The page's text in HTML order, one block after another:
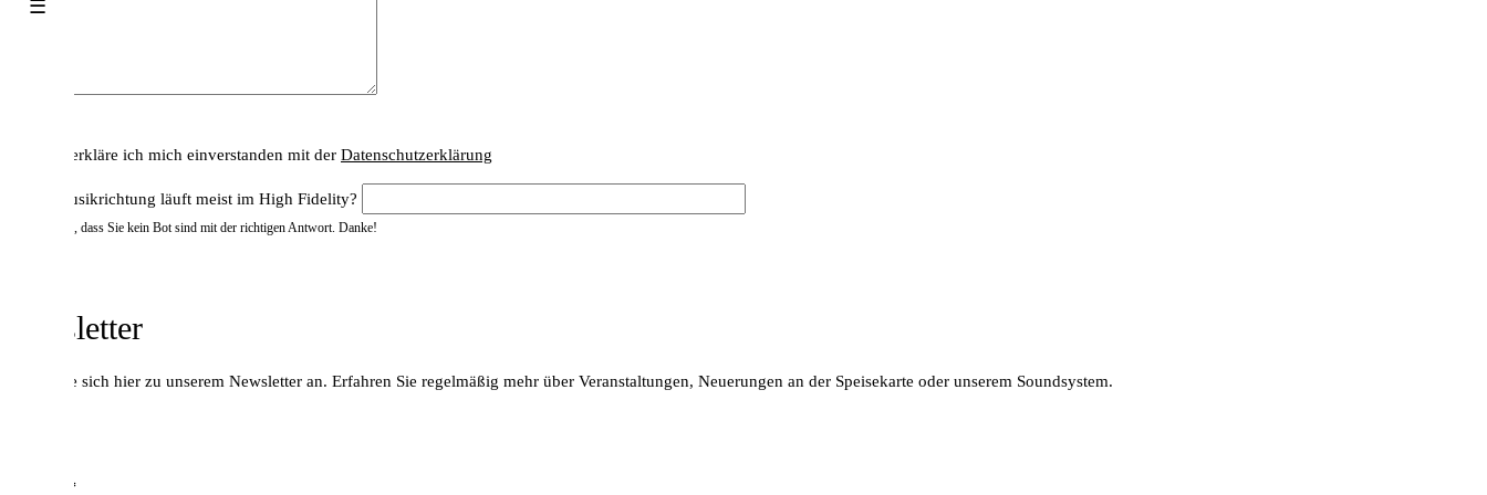
☰
Hiermit erkläre ich mich einverstanden mit der Datenschutzerklärung
Welche Musikrichtung läuft meist im High Fidelity?
Bestätigen Sie, dass Sie kein Bot sind mit der richtigen Antwort. Danke!
Newsletter
Melden Sie sich hier zu unserem Newsletter an. Erfahren Sie regelmäßig mehr über Veranstaltungen, Neuerungen an der Speisekarte oder unserem Soundsystem.
E-Mail*